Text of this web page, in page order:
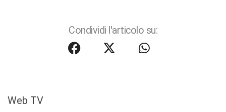
Condividi l'articolo su:
Web TV